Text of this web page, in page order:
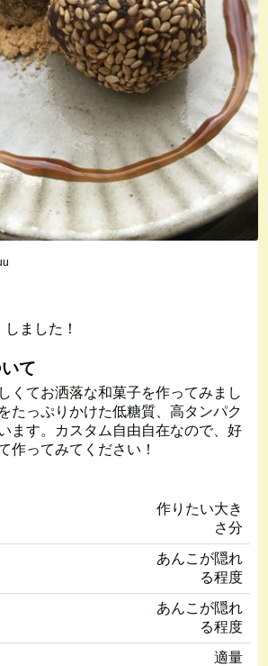
ました！
て
くてお洒落な和菓子を作ってみまし
たっぷりかけた低糖質、高タンパク
ます。カスタム自由自在なので、好
作ってみてください！
作りたい大き
さ分
あんこが隠れ
る程度
あんこが隠れ
る程度
適量